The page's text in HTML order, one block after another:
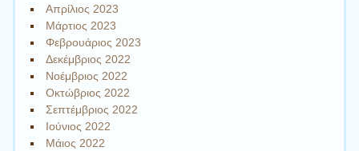
Απρίλιος 2023
Μάρτιος 2023
Φεβρουάριος 2023
Δεκέμβριος 2022
Νοέμβριος 2022
Οκτώβριος 2022
Σεπτέμβριος 2022
Ιούνιος 2022
Μάιος 2022